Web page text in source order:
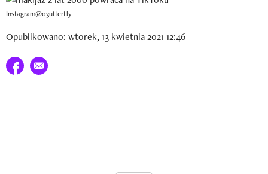
Instagram@03utterfly
Opublikowano: wtorek, 13 kwietnia 2021 12:46
Udostępnij na facebook
E-mail do przyjaciela